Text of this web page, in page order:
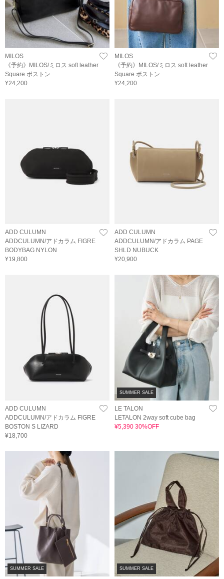
MILOS
《予約》MILOS/ミロス soft leather
Square ボストン
¥24,200
MILOS
《予約》MILOS/ミロス soft leather
Square ボストン
¥24,200
ADD CULUMN
ADDCULUMN/アドカラム FIGRE
BODYBAG NYLON
¥19,800
ADD CULUMN
ADDCULUMN/アドカラム PAGE
SHLD NUBUCK
¥20,900
ADD CULUMN
ADDCULUMN/アドカラム FIGRE
BOSTON S LIZARD
¥18,700
SUMMER SALE
LE TALON
LETALON 2way soft cube bag
¥5,390 30%OFF
SUMMER SALE SUMMER SALE